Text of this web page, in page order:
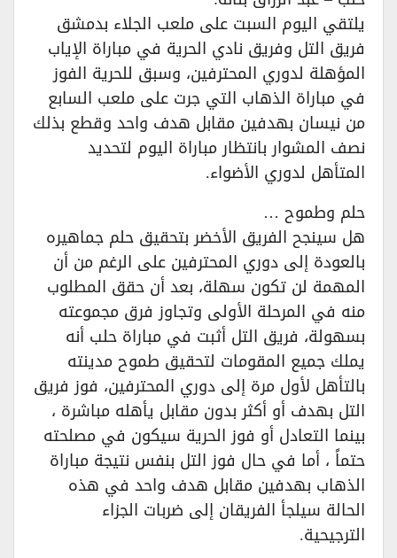
يلتقي اليوم السبت على ملعب الجلاء بدمشق
فريق التل وفريق نادي الحرية في مباراة الإياب
المؤهلة لدوري المحترفين، وسبق للحرية الفوز
في مباراة الذهاب التي جرت على ملعب السابع
من نيسان بهدفين مقابل هدف واحد وقطع بذلك
نصف المشوار بانتظار مباراة اليوم لتحديد
المتأهل لدوري الأضواء.
حلم وطموح …
هل سينجح الفريق الأخضر بتحقيق حلم جماهيره
بالعودة إلى دوري المحترفين على الرغم من أن
المهمة لن تكون سهلة، بعد أن حقق المطلوب
منه في المرحلة الأولى وتجاوز فرق مجموعته
بسهولة، فريق التل أثبت في مباراة حلب أنه
يملك جميع المقومات لتحقيق طموح مدينته
بالتأهل لأول مرة إلى دوري المحترفين، فوز فريق
التل بهدف أو أكثر بدون مقابل يأهله مباشرة ،
بينما التعادل أو فوز الحرية سيكون في مصلحته
حتماً ، أما في حال فوز التل بنفس نتيجة مباراة
الذهاب بهدفين مقابل هدف واحد في هذه
الحالة سيلجأ الفريقان إلى ضربات الجزاء
الترجيحية.